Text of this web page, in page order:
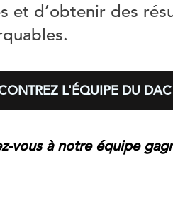
et d’obtenir des
L'ÉQUIPE DU DAC
vous à notre équipe